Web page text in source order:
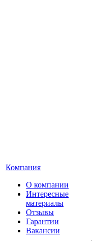
Компания
О компании
Интересные
материалы
Отзывы
Гарантии
Вакансии